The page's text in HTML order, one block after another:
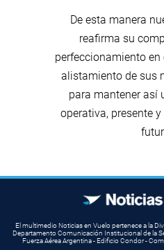
De esta manera
reafirma su
perfeccionamiento
alistamiento de sus
para mantener así
operativa, presente
El multimedio Noticias en Vuelo pertenece a la
Departamento Comunicación Institucional de la
Fuerza Aérea Argentina - Edificio Condor -